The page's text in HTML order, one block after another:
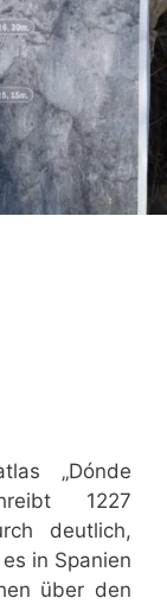
„Dónde
1227
deutlich,
in Spanien
über den